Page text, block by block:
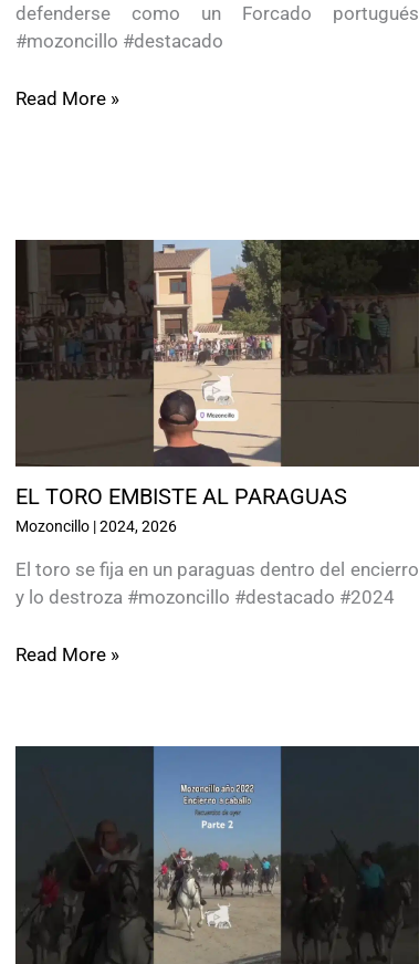
defenderse como un Forcado portugués
#mozoncillo #destacado
Read More »
EL TORO EMBISTE AL PARAGUAS
Mozoncillo|2024,2026
El toro se fija en un paraguas dentro del encierro
y lo destroza #mozoncillo #destacado #2024
Read More »